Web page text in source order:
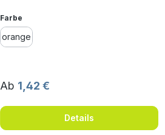
Farbeauswählen
orange
Regulärer Preis:
Ab 1,42 €
Details